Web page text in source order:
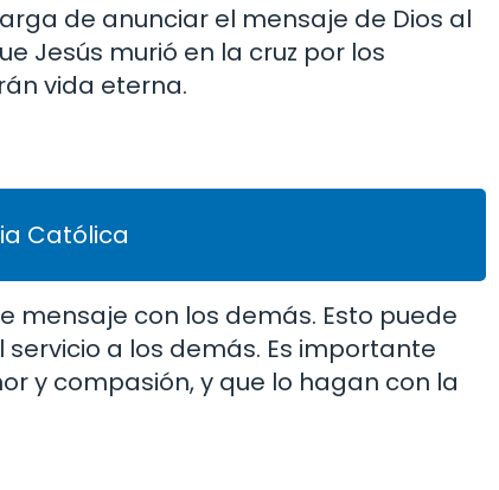
de anunciar el mensaje de Dios al
Jesús murió en la cruz por los
vida eterna.
Católica
mensaje con los demás. Esto puede
a los demás. Es importante
y compasión, y que lo hagan con la